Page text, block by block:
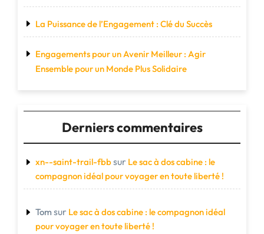
La Puissance de l’Engagement : Clé du Succès
Engagements pour un Avenir Meilleur : Agir
Ensemble pour un Monde Plus Solidaire
Derniers commentaires
xn--saint-trail-fbbsur Le sac à dos cabine : le
compagnon idéal pour voyager en toute liberté !
Tom sur Le sac à dos cabine : le compagnon idéal
pour voyager en toute liberté !